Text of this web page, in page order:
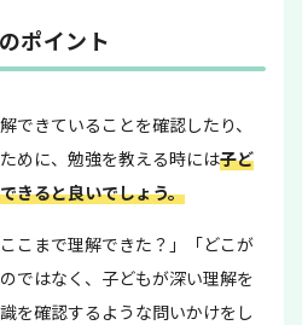
ポイント
できていることを確認したり、
めに、勉強を教える時には子ど
きると良いでしょう。
こまで理解できた？」「どこが
ではなく、子どもが深い理解を
を確認するような問いかけをし